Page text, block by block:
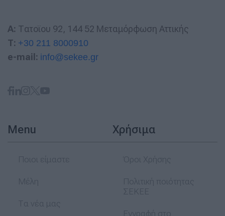
A: Τατοϊου 92, 144 52 Μεταμόρφωση Αττικής
T: +30 211 8000910
e-mail: info@sekee.gr
Menu Χρήσιμα